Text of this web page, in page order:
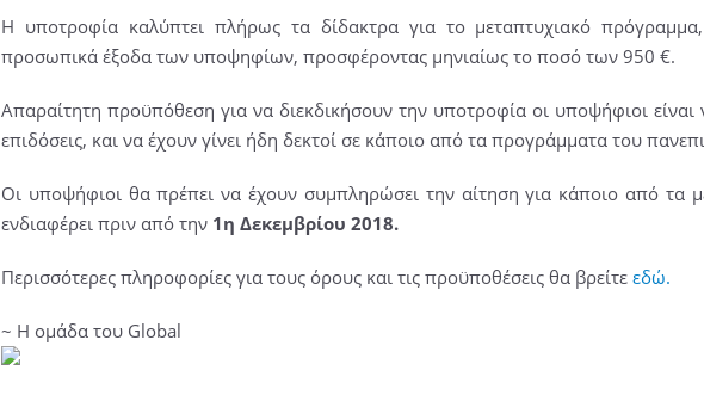
Η υποτροφία καλύπτει πλήρως τα δίδακτρα για το μεταπτυχιακό
προσωπικά έξοδα των υποψηφίων, προσφέροντας μηνιαίως το ποσό των 950 €.
Απαραίτητη προϋπόθεση για να διεκδικήσουν την υποτροφία οι υποψήφιοι είναι
επιδόσεις, και να έχουν γίνει ήδη δεκτοί σε κάποιο από τα προγράμματα του
Οι υποψήφιοι θα πρέπει να έχουν συμπληρώσει την αίτηση για κάποιο από τα
ενδιαφέρει πριν από την 1η Δεκεμβρίου 2018.
Περισσότερες πληροφορίες για τους όρους και τις προϋποθέσεις θα βρείτε εδώ.
~ H ομάδα του Global